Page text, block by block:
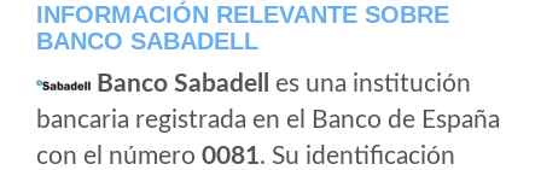
INFORMACIÓN RELEVANTE SOBRE
BANCO SABADELL
Banco Sabadell
es una institución
bancaria registrada en el Banco de España
con el número 0081. Su identificación